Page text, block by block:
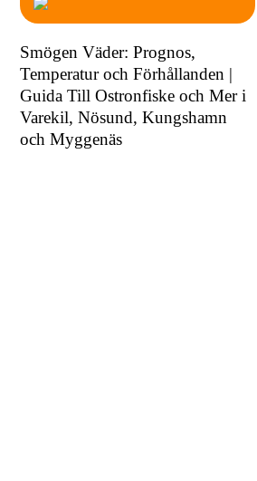
Smögen Väder: Prognos,
Temperatur och Förhållanden |
Guida Till Ostronfiske och Mer i
Varekil, Nösund, Kungshamn
och Myggenäs